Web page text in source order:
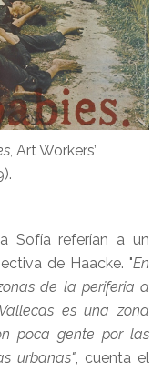
, Art Workers’
Sofía referían a un
de Haacke. "En
de la periferia a
es una zona
poca gente por las
urbanas" , cuenta el